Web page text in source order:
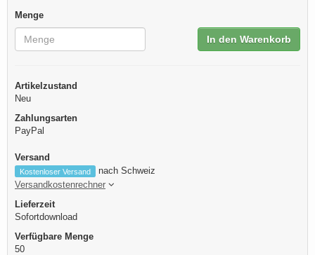
Menge
In den Warenkorb
Artikelzustand
Neu
Zahlungsarten
PayPal
Versand
Kostenloser Versand
nach Schweiz
Versandkostenrechner
Lieferzeit
Sofortdownload
Verfügbare Menge
50